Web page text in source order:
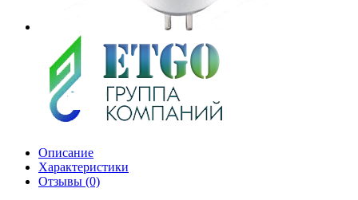
Описание
Характеристики
Отзывы (0)